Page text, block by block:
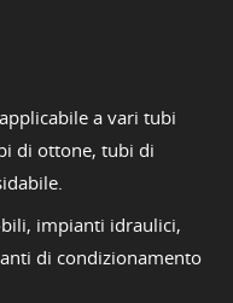
a vari tubi
di ottone, tubi di
impianti idraulici,
di condizionamento